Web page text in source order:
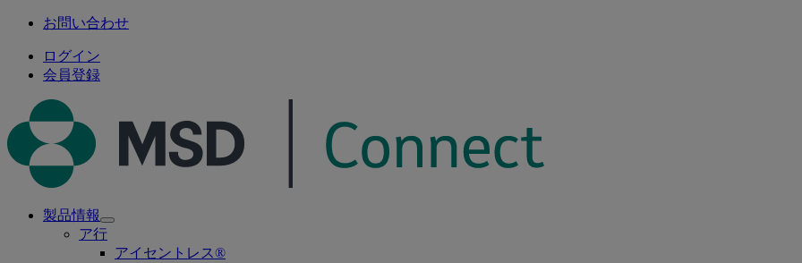
お問い合わせ
ログイン
会員登録
製品情報
Open
submenu
ア行
アイセントレス®